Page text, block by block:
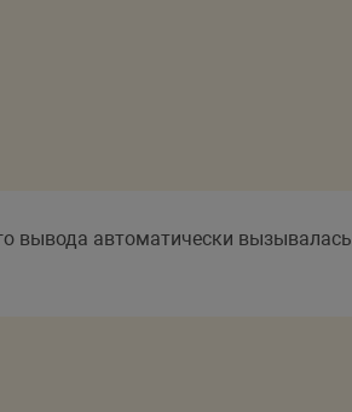
вывода автоматически вызывалась